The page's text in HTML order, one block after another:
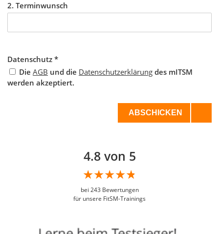
2. Terminwunsch
Datenschutz *
Die AGB und die Datenschutzerklärung des mITSM
werden akzeptiert.
ABSCHICKEN
4.8 von 5
bei 243 Bewertungen
für unsere FitSM-Trainings